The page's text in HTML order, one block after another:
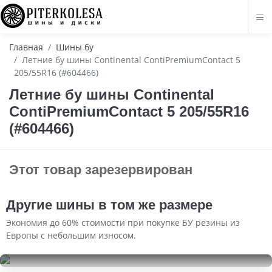
Главная
Шины бу
Летние бу шины Continental ContiPremiumContact 5
205/55R16 (#604466)
Летние бу шины Continental
ContiPremiumContact 5 205/55R16
(#604466)
Этот товар зарезервирован
Другие шины в том же размере
Экономия до 60% стоимости при покупке БУ резины из
Европы с небольшим износом.